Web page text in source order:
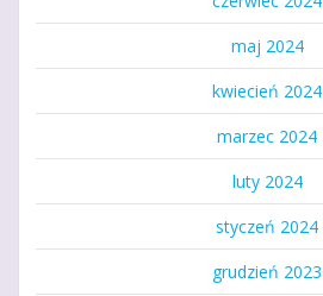
maj 2024
kwiecień 2024
marzec 2024
luty 2024
styczeń 2024
grudzień 2023